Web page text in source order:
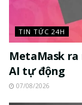
TIN TỨC 24H
MetaMask
AI tự động
07/08/2026